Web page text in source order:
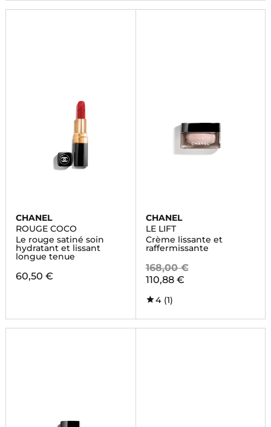
CHANEL
ROUGE COCO
Le rouge satiné soin
hydratant et lissant
longue tenue
60,50 €
CHANEL
LE LIFT
Crème lissante et
raffermissante
168,00 €
110,88 €
4 (1)